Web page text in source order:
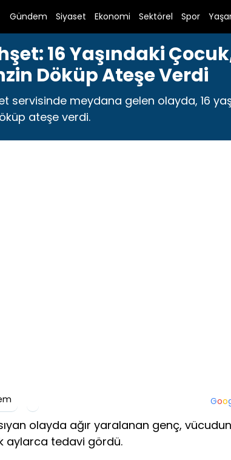
Gündem Siyaset Ekonomi Sektörel Spor
16 Yaşındaki
Döküp Ateşe Verdi
meydana gelen olayda, 16
ateşe verdi.
Goo
olayda ağır yaralanan genç,
aylarca tedavi gördü.